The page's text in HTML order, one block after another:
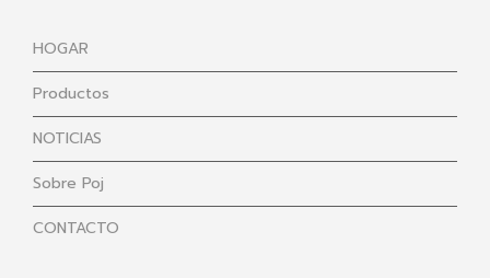
HOGAR
Productos
NOTICIAS
Sobre Poj
CONTACTO